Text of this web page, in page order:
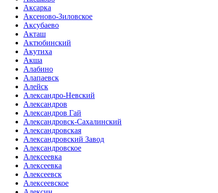
Аксарка
Аксеново-Зиловское
Аксубаево
Акташ
Актюбинский
Акутиха
Акша
Алабино
Алапаевск
Алейск
Александро-Невский
Александров
Александров Гай
Александровск-Сахалинский
Александровская
Александровский Завод
Александровское
Алексеевка
Алексеевка
Алексеевск
Алексеевское